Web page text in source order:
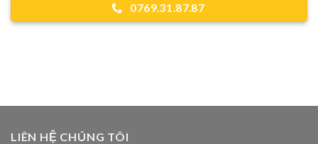
0769.31.87.87
LIÊN HỆ CHÚNG TÔI